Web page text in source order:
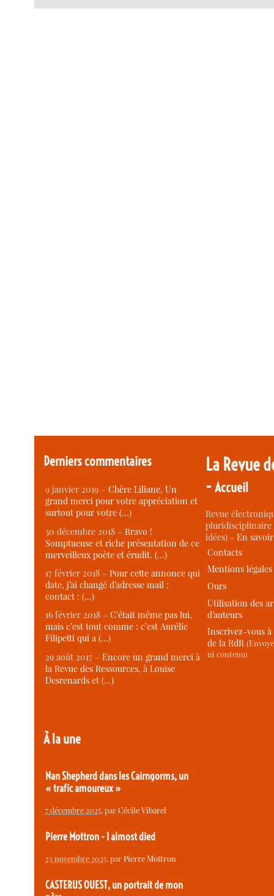
Derniers commentaires
9 janvier 2019 –Chère Liliane, Un
grand merci pour votre appréciation et
surtout pour votre (…)
30 décembre 2018 –Bravo !
Somptueuse et riche présentation de ce
merveilleux poète et érudit. (…)
17 février 2018 –Pour cette annonce qui
date, j’ai changé d’adresse mail :
contact : (…)
16 février 2018 –C’était même pas lui,
mais c’est tout comme : c’est Aurélie
Filipetti qui a (…)
29 août 2017 –Encore un grand merci à
la Revue des Ressources, à Louise
Desrenards et (…)
À la une
Nan Shepherd dans les Cairngorms, un
« trafic amoureux »
7 décembre 2025, parCécile Vibarel
Pierre Mottron - I almost died
23 novembre 2025, parPierre Mottron
CASTERUS OUEST, un portrait de mon
La Revue
-Accueil
Revue
idées) -En
Contacts
Mentions légales
Ours
Utilisation des
d’auteurs
Inscrivez-vous
de la RdR
ni contenu)